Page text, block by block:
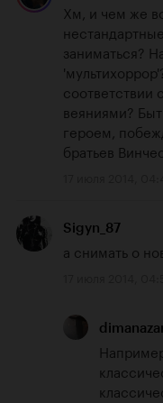
Хм, и чем же
заниматься?
соответствии
веяниями?
героем,
братьев
Sigyn_87
а снимать о